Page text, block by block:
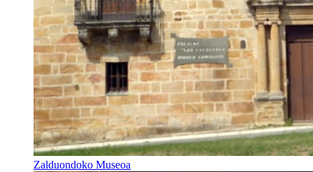
Zalduondoko Museoa